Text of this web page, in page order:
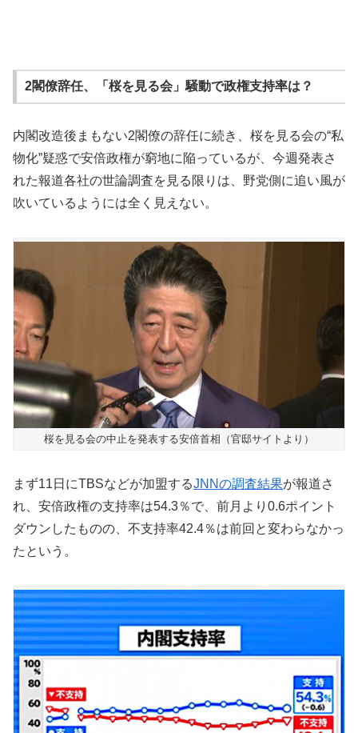
2閣僚辞任、「桜を見る会」騒動で政権支持率は？
内閣改造後まもない2閣僚の辞任に続き、桜を見る会の“私
物化”疑惑で安倍政権が窮地に陥っているが、今週発表さ
れた報道各社の世論調査を見る限りは、野党側に追い風が
吹いているようには全く見えない。
桜を見る会の中止を発表する安倍首相（官邸サイトより）
まず11日にTBSなどが加盟するJNNの調査結果が報道さ
れ、安倍政権の支持率は54.3％で、前月より0.6ポイント
ダウンしたものの、不支持率42.4％は前回と変わらなかっ
たという。